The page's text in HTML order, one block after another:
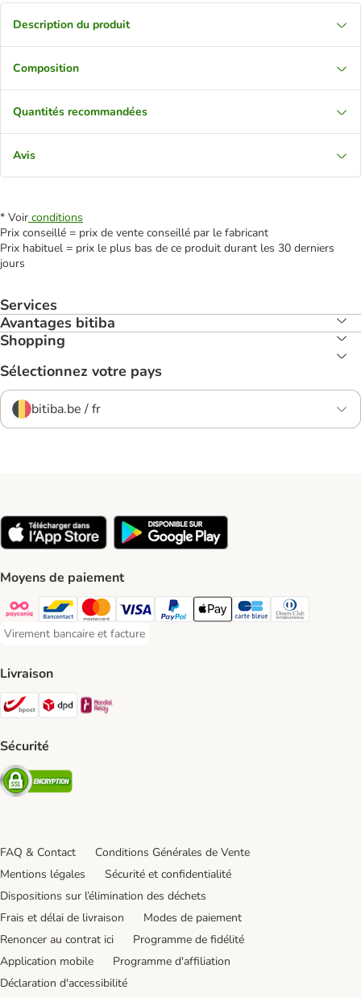
Description du produit
Composition
Quantités recommandées
Avis
* Voir conditions
Prix conseillé = prix de vente conseillé par le fabricant
Prix habituel = prix le plus bas de ce produit durant les 30 derniers
jours
Services
Avantages bitiba
Shopping
Sélectionnez votre pays
bitiba.be / fr
Moyens de paiement
Payconiq Payment Method
Bancontact Payment Method
Mastercard Payment Method
Visa Payment Method
Paypal Payment Method
Apple Pay Payment Method
Carte bleue Payment
Diners club
Virement bancaire et facture
Virement bancaire et facture Payment Method
Livraison
Bpost Shipping Method
DPD Shipping Method
Sécurité
Security
FAQ & Contact
Conditions Générales de Vente
Mentions légales
Sécurité et confidentialité
Dispositions sur l’élimination des déchets
Frais et délai de livraison
Modes de paiement
Renoncer au contrat ici
Programme de fidélité
Application mobile
Programme d'affiliation
Déclaration d'accessibilité